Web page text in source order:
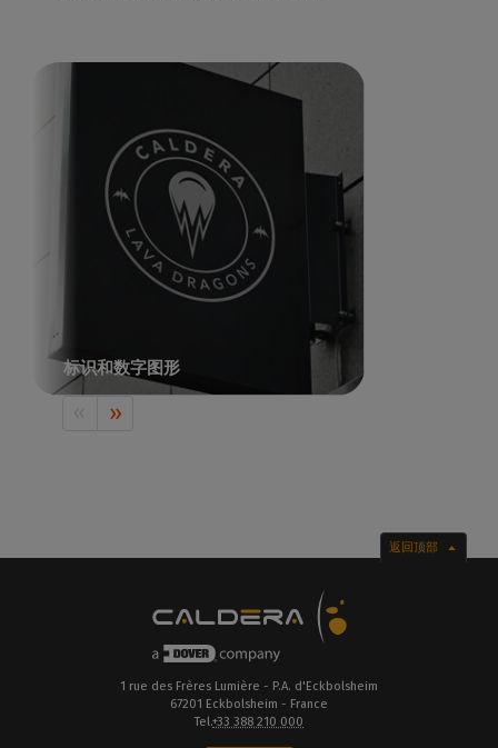
标识和数字图形
印刷视觉传播，包括Caldera
返回顶部
1 rue des Frères Lumière - P.A. d'Eckbolsheim
67201 Eckbolsheim - France
Tel.+33 388 210 000